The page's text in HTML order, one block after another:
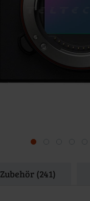
Zubehör (241)